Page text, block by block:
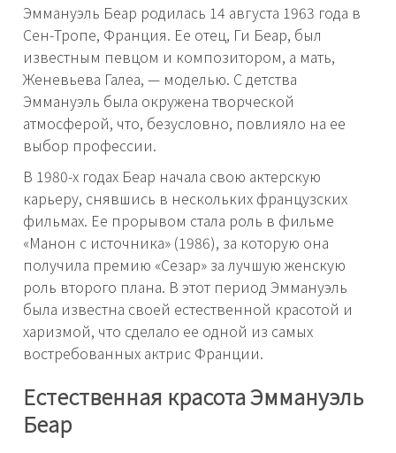
Эммануэль Беар родилась 14 августа 1963 года в
Сен-Тропе, Франция. Ее отец, Ги Беар, был
известным певцом и композитором, а мать,
Женевьева Галеа, — моделью. С детства
Эммануэль была окружена творческой
атмосферой, что, безусловно, повлияло на ее
выбор профессии.
В 1980-х годах Беар начала свою актерскую
карьеру, снявшись в нескольких французских
фильмах. Ее прорывом стала роль в фильме
«Манон с источника» (1986), за которую она
получила премию «Сезар» за лучшую женскую
роль второго плана. В этот период Эммануэль
была известна своей естественной красотой и
харизмой, что сделало ее одной из самых
востребованных актрис Франции.
Естественная красота Эммануэль
Беар